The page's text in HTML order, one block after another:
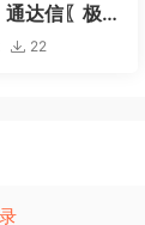
通达信〖极
放量不算突
22